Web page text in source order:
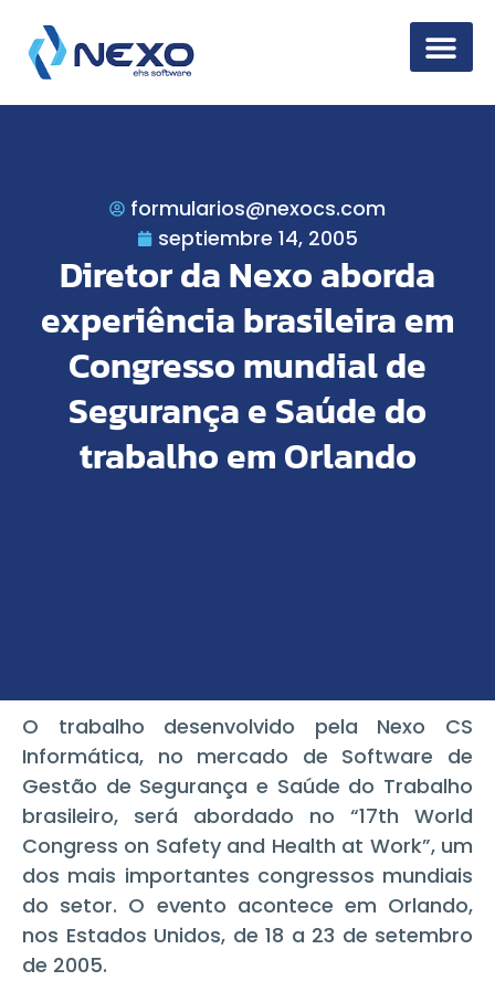
formularios@nexocs.com
septiembre 14, 2005
Diretor da Nexo aborda
experiência brasileira em
Congresso mundial de
Segurança e Saúde do
trabalho em Orlando
O trabalho desenvolvido pela Nexo CS
Informática, no mercado de Software de
Gestão de Segurança e Saúde do Trabalho
brasileiro, será abordado no “17th World
Congress on Safety and Health at Work”, um
dos mais importantes congressos mundiais
do setor. O evento acontece em Orlando,
nos Estados Unidos, de 18 a 23 de setembro
de 2005.